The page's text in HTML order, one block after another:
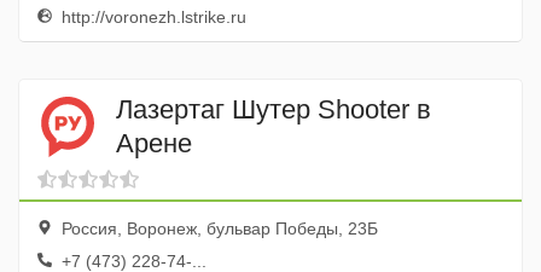
http://voronezh.lstrike.ru
Лазертаг Шутер Shooter в
Арене
Россия, Воронеж, бульвар Победы, 23Б
+7 (473) 228-74-...